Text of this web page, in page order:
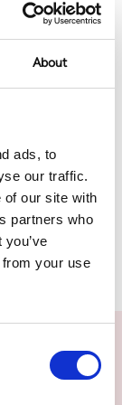
About
ads, to
our traffic.
of our site with
partners who
your use
werken door
snel kunt
je gezicht wilt
of hals wilt
veilige,